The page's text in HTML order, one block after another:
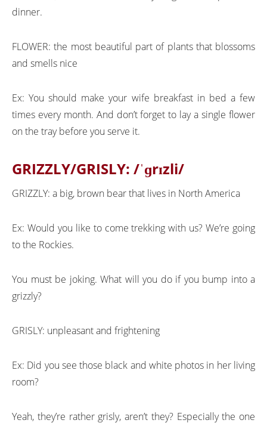
dinner.
FLOWER: the most beautiful part of plants that blossoms
and smells nice
Ex: You should make your wife breakfast in bed a few
times every month. And don’t forget to lay a single flower
on the tray before you serve it.
GRIZZLY/GRISLY: /ˈɡrɪzli/
GRIZZLY: a big, brown bear that lives in North America
Ex: Would you like to come trekking with us? We’re going
to the Rockies.
You must be joking. What will you do if you bump into a
grizzly?
GRISLY: unpleasant and frightening
Ex: Did you see those black and white photos in her living
room?
Yeah, they’re rather grisly, aren’t they? Especially the one